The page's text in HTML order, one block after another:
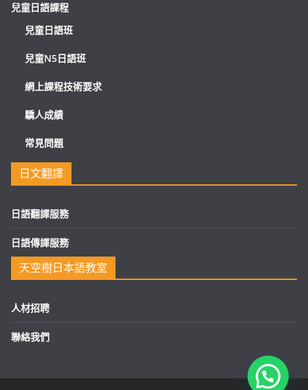
兒童日語課程
兒童日語班
兒童N5日語班
網上課程技術要求
驕人成績
常見問題
日文翻譯
日語翻譯服務
日語傳譯服務
天空樹日本語教室
人材招聘
聯絡我們